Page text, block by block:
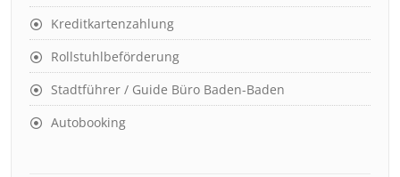
Kreditkartenzahlung
Rollstuhlbeförderung
Stadtführer / Guide Büro Baden-Baden
Autobooking